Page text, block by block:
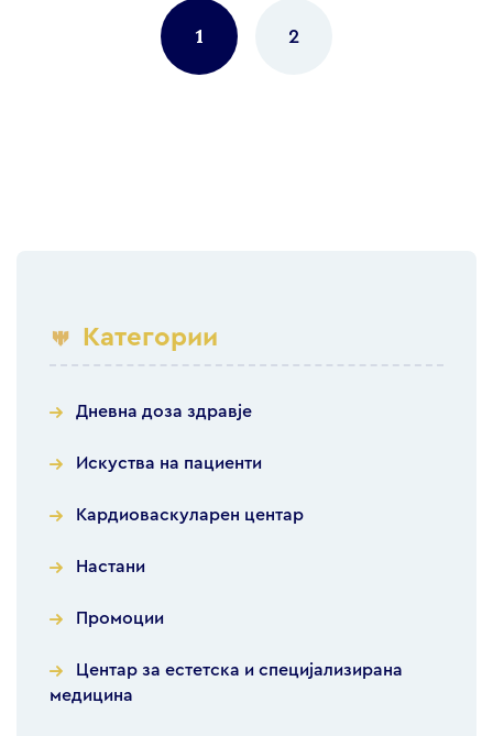
navigation
1 2
Категории
Дневна доза здравје
Искуства на пациенти
Кардиоваскуларен центар
Настани
Промоции
Центар за естетска и специјализирана
медицина